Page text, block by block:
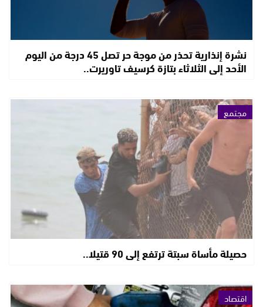
نشرة إنذارية تحذر من موجة حر تصل 45 درجة من اليوم
الأحد إلى الثلاثاء بتازة كرسيف تاوريرت..
مجتمع
حصيلة مأساة سبتة ترتفع إلى 90 قتيلا..
اقتصاد